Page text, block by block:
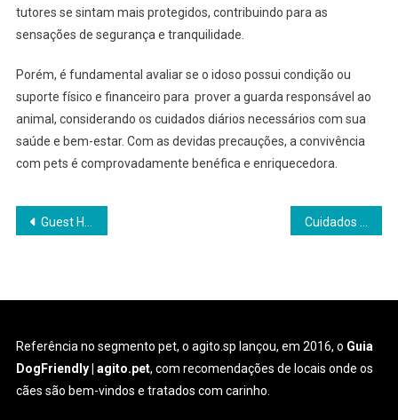
tutores se sintam mais protegidos, contribuindo para as
sensações de segurança e tranquilidade.
Porém, é fundamental avaliar se o idoso possui condição ou
suporte físico e financeiro para prover a guarda responsável ao
animal, considerando os cuidados diários necessários com sua
saúde e bem-estar. Com as devidas precauções, a convivência
com pets é comprovadamente benéfica e enriquecedora.
Navegação
Post
Guest House Guarujá Cuidados com a saúde digestiva dos pets para uma vida mais saudável
Referência no segmento pet, o agito.sp lançou, em 2016, o Guia
DogFriendly | agito.pet, com recomendações de locais onde os
cães são bem-vindos e tratados com carinho.